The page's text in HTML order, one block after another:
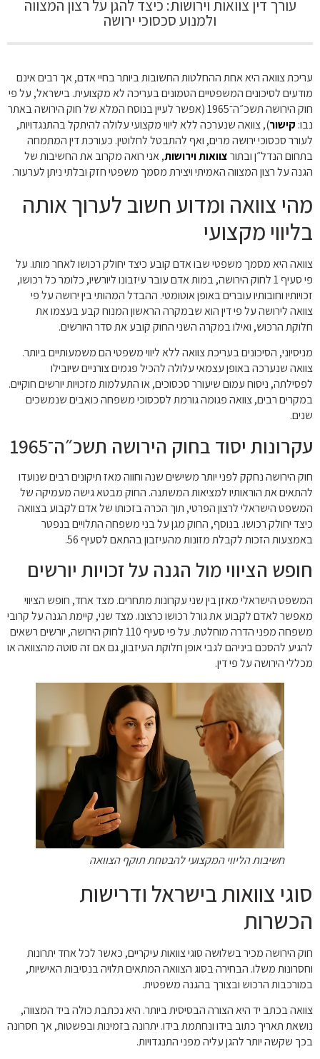
עורך דין צוואות וירושות: כיצד להגן על רצון המצווה
ולמנוע סכסוכי ירושה
עריכת צוואה היא אחת ההחלטות החשובות ביותר בחיי אדם, אך רבים אינם
מודעים לסיכונים המשפטיים הטמונים בעריכה לא מקצועית. בישראל, על פי
חוק הירושה תשכ״ה־1965 (אפשר לעיין בנוסח המלא של חוק הירושה באתר
נבו: קישור), צוואה שנערכה ללא ליווי מקצועי עלולה להיתקל בהתנגדויות,
לעורר סכסוכי ירושה מרים, ואף להתבטל לחלוטין. כעורכת דין המתמחה
בתחום הנדל״ן ובתורצוואות וירושות, אני רואה מקרוב את החשיבות של
הגנה על רצון המצווה האמיתי ויצירת מסמך משפטי חזק ובלתי ניתן לערעור.
מהי צוואה ומדוע חשוב לערוך אותה
בליווי מקצועי
צוואה היא מסמך משפטי שבו אדם קובע כיצד יחולק רכושו לאחר מותו. על
פי סעיף 1 לחוק הירושה, במות אדם עובר עיזבונו ליורשיו, כלומר כל רכושו,
זכויותיו וחובותיו עוברים באופן אוטומטי. ההבדל המהותי בין ירושה על פי
צוואה לירושה על פי דין הוא שבמקרה הראשון המנוח קבע בעצמו את
חלוקת הרכוש, ואילו במקרה השני החוק קובע את סדר היורשים.
מניסיוני, הסיכונים בעריכת צוואה ללא ליווי משפטי הם משמעותיים ביותר.
צוואה שנערכה באופן עצמאי עלולה להכיל פגמים צורניים שיובילו
לפסילתה, ניסוח עמום שיעורר סכסוכים, או התעלמות מזכויות יורשים חוקיים.
במקרים רבים, צוואה פגומה גורמת לסכסוכי משפחה כואבים שנמשכים
שנים.
עקרונות יסוד בחוק הירושה תשכ״ה־1965
חוק הירושה נחקק לפני יותר משישים שנה וחווה מאז תיקונים רבים שנועדו
להתאים את הוראותיו למציאות המשתנה. החוק מבטא גישה מעמיקה של
המשפט הישראלי לרצון הפרטי, תוך הכרה בזכותו של אדם לקבוע בצוואה
כיצד יחולק רכושו. בנוסף, החוק מגן על בני משפחה התלויים בנפטר
באמצעות הזכות לקבלת מזונות מהעיזבון בהתאם לסעיף 56.
חופש הציווי מול הגנה על זכויות יורשים
המשפט הישראלי מאזן בין שני עקרונות מתחרים. מצד אחד, חופש הציווי
מאפשר לאדם לקבוע את גורל רכושו כרצונו. מצד שני, קיימת הגנה על קרובי
משפחה מפני הדרה מוחלטת. על פי סעיף 110 לחוק הירושה, יורשים רשאים
להגיע להסכם ביניהם לגבי אופן חלוקת העיזבון, גם אם זה סוטה מהצוואה או
מכללי הירושה על פי דין.
חשיבות הליווי המקצועי להבטחת תוקף הצוואה
סוגי צוואות בישראל ודרישות
הכשרות
חוק הירושה מכיר בשלושה סוגי צוואות עיקריים, כאשר לכל אחד יתרונות
וחסרונות משלו. הבחירה בסוג הצוואה המתאים תלויה בנסיבות האישיות,
במורכבות הרכוש ובצורך בהגנה משפטית.
צוואה בכתב יד היא הצורה הבסיסית ביותר. היא נכתבת כולה ביד המצווה,
נושאת תאריך כתוב בידו ונחתמת בידו. יתרונה בזמינות ובפשטות, אך חסרונה
בכך שקשה יותר להגן עליה מפני התנגדויות.